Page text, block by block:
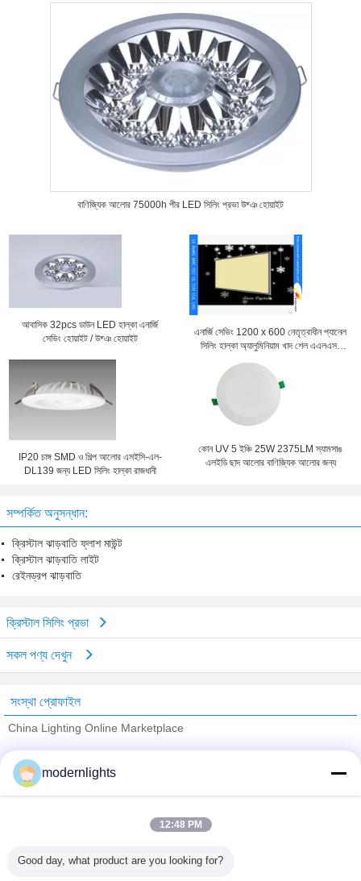
বাণিজ্যিক আলোর 75000h পীর LED সিলিং প্রভা উষ্ঞ হোয়াইট
আবাসিক 32pcs ডাউন LED হাল্কা এনার্জি
সেভিং হোয়াইট / উষ্ঞ হোয়াইট
এনার্জি সেভিং 1200 x 600 নেতৃত্বাধীন প্যানেল
সিলিং হাল্কা অ্যালুমিনিয়াম খাদ শেল এএলএস-
IP20 চাঙ্গ SMD ও শিল্প আলোর এসইসি-এল-
DL139 জন্য LED সিলিং হাল্কা রাজধানী
কোন UV 5 ইঞ্চি 25W 2375LM স্যামসাঙ
এলইডি ছাদ আলোর বাণিজ্যিক আলোর জন্য
সম্পর্কিত অনুসন্ধান:
ক্রিস্টাল ঝাড়বাতি ফ্লাশ মাউন্ট
ক্রিস্টাল ঝাড়বাতি লাইট
রেইনড্রপ ঝাড়বাতি
ক্রিস্টাল সিলিং প্রভা
সকল পণ্য দেখুন
সংস্থা প্রোফাইল
China Lighting Online Marketplace
Trust Seal
Verified Suplier
modernlights
12:48 PM
Good day, what product are you looking for?